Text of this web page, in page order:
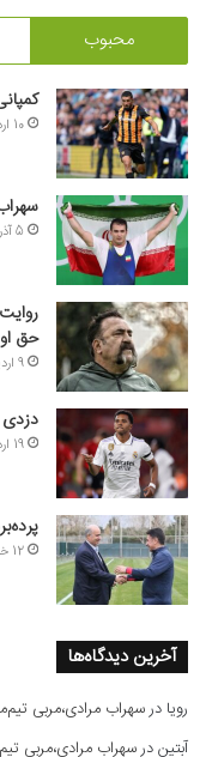
محبوب
10 اردیبهشت, 1402
5 آذر, 1402
حق او
9 اردیبهشت, 1402
19 اردیبهشت, 1402
12 خرداد, 1402
آخرین دیدگاه‌ها
رویا درسهراب مرادی،مربی
آبتیندرسهراب مرادی،مربی